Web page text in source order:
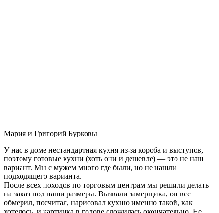
Мария и Григорий Бурковы
У нас в доме нестандартная кухня из-за короба и выступов,
поэтому готовые кухни (хоть они и дешевле) — это не наш
вариант. Мы с мужем много где были, но не нашли
подходящего варианта.
После всех походов по торговым центрам мы решили делать
на заказ под наши размеры. Вызвали замерщика, он все
обмерил, посчитал, нарисовал кухню именно такой, как
хотелось, и картинка в голове сложилась окончательно. Не